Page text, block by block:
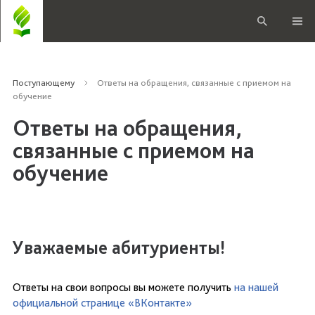
Поступающему
Ответы на обращения, связанные с приемом на
обучение
Ответы на обращения,
связанные с приемом на
обучение
Уважаемые абитуриенты!
Ответы на свои вопросы вы можете получить на нашей
официальной странице «ВКонтакте»